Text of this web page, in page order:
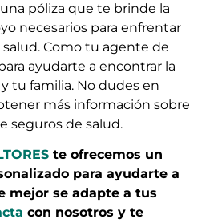
póliza que te brinde la
necesarios para enfrentar
Como tu agente de
ayudarte a encontrar la
tu familia. No dudes en
más información sobre
seguros de salud.
te ofrecemos un
para ayudarte a
mejor se adapte a tus
con nosotros y te